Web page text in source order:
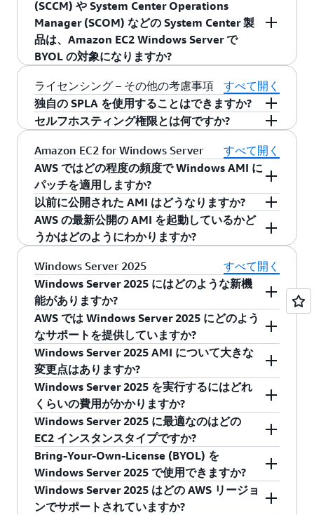
SQL Server 2014 以降のバージョン
専用インフラストラクチャで SQL Server パ
ッシブフェイルオーバーの恩恵を受けるに
す。ソフトウェアアシュアランスを備えた
SQL Server を持ち込むお客様は、アクティブ
インスタンス/ホストでコアにライセンス
し、SQL Server ライセンスが不要なパッシブ
インスタンス/ホスト (同等以下のサイズ) を
1 つ許可されます。
SQL Server 2008 – SQL Server 2012R2
SQL Server 2008 - 2012R2 は、アクティブな
ソフトウェアアシュアランスを必要とするこ
となく、EC2専用インフラストラクチャでパ
ッシブフェイルオーバーの対象となります。
これらのシナリオでは、お客様はアクティブ
インスタンス/ホストにライセンスし、SQL
Server ライセンスが不要な同等以下のサイズ
のパッシブインスタンス/ホストを 1 つ許可
されます。アクティブなソフトウェアアシュ
アランスなしで SQL Server を持ち込む方法
については、こちらをクリックしてくださ
い。
クトップサービス、Office、Dynamics 製品、
BizTalk、System Center などがあります。 2023
年 8 月 1 日以降、Microsoft 365 ライセンスを
Amazon WorkSpaces サービスでご利用いただけ
ます。
お客様は共有 EC2 インスタンスの使用を選択し
てライセンスモビリティを利用することや、EC2
Dedicated Hosts を購入して物理的な専用ハード
ウェアを使用することもできます。
デフォルトテナンシーで実行される Amazon
EC2 インスタンス
ソフトウェアアシュアランスのライセンスモ
ビリティにより、資格要件を満たすお客様は
対象の Microsoft ソフトウェアを AWS デフォ
ルトテナントサーバーに持ち込むことができ
ます。このプロセスを開始するには、
AWS ラ
イセンスモビリティに関するページを参照し
てください。Microsoft ソフトウェアのライ
センスが AWS に確実にインポートされるよ
うにするには、適切なライセンスモビリティ
フォームに記入し Microsoft に届け出る必要
があります。
Amazon EC2 Dedicated Host
EC2 Dedicated Hosts を使用すると、ライセン
スモビリティの資格を持たないライセンスま
たはアクティブなソフトウェアアシュアラン
スを持たないライセンスをお客様が使用する
ことができます。既存のライセンスを EC2
提供できる Microsoft ソフトウェアアシュアラン
スの特典です。ライセンスモビリティの特典を
利用するには、有効なソフトウェアアシュアラ
ンスが必須です。ライセンスモビリティの詳細
については、AWS サイトのライセンスモビリテ
ィのページ を参照してください。
ソフトウェアアシュアランスまたはライセンス
モビリティの特典なしでライセンスを持ち込む
方法の詳細については、よくある質問のこのセ
クションを参照してください。
モートデスクトップサービス (ターミナルサービ
スとも呼ばれる) のライセンスが 2 つ付属しま
す。このクイックスタートは、管理者のために
これらのライセンスをプロビジョニングするの
に役立ちます。AWS Systems Manager のSession
Managerを使用すると、RDP なしで、かつ RDP
ライセンスなしで EC2 インスタンスにリモート
でアクセスできます。リモートデスクトップサ
ービスのライセンスの追加が必要な場合は、リ
モートデスクトップユーザー CAL は、Microsoft
または Microsoft ライセンスのリセラーから購入
される必要があります。アクティブなソフトウ
ェアアシュアランスの付属したリモートデスク
トップユーザー CAL は、ライセンスモビリティ
のテナント環境で使用できます。ソフトウェア
アシュアランスまたはライセンスモビリティの
特典なしでライセンスを取得する方法の詳細に
ついては、よくある質問のこのセクション を参
照してください。
これを (内部使用ではなく) サービスとしてサー
ドパーティーに提供している場合、リモートデ
スクトップサービスのライセンスについては
Services Provider License Agreement (SPLA) を使
用できます。このモデルの場合、AWS でサービ
スをデプロイし、リモートデスクトップをエン
ドユーザーに月単位でレンタルします。SPLA に
ついて詳しくは、次の URL をご参照ください:
https://www.microsoft.com/en-
(SCCM) や System Center Operations
Manager (SCOM) などの System Center 製
品は、Amazon EC2 Windows Server で
BYOL の対象になりますか?
はい。System Center Server Standard および
System Center Server Datacenter にはこれらの
Server Management 製品が含まれています。こ
れらのライセンスにアクティブなソフトウェア
アシュアランスがある場合、ライセンスモビリ
ティを介してデフォルトまたは専用のテナント
EC2 Windows Server 環境にデプロイできます。
対照的に、System Center 製品を Client
Management Licenses として個別に購入し、
System Center Standard または System Center
Datacenter スイートの一部として購入しない場
合、ライセンスはサーバー環境ではなくエンド
ユーザークライアントの管理を目的とするもの
です。
ライセンシング – その他の考慮事項
すべて開く
独自の SPLA を使用することはできますか?
Microsoft の 2022 年 10 月のライセンス変更によ
り、サービスプロバイダーは 2025 年 9 月 30 日
までしか AWS 上で独自の SPLA を使用すること
ができません。それ以降は、これらのお客様
は、モダナイズ するか、AWS ライセンス付き製
品に移行する必要があります。BYOL からライセ
ンス込みに切り替えるために、AWS License
Manager または CLI を使用してライセンスタイ
プの変換を行うことができます。詳細について
は、「License type conversions in License
Manager 」をご覧ください。
セルフホスティング権限とは何ですか?
ISV は対象のボリュームライセンシング契約の一
環として、Microsoft に対してセルフホスティン
グ権限の利用を選択することができます。これ
により、Microsoft と交渉した料金を適用できま
す。Microsoft では、各アプリケーションでセル
フホスティング権限と SPLA BYOL を組み合わせ
て利用することを許可していません。セルフホ
スティングアプリケーションの特典でライセン
スされたソリューションがあり、それを AWS に
持ち込みたい場合は、ライセンスモビリティ特
典の対象となる製品の EC2 デフォルトテナンシ
ーにデプロイできます。この場合でも、
Windows Server のライセンス込みオプションを
使用する必要があります。AWS はライセンスモ
ビリティパートナーであるため、SQL (またはそ
の他のセルフホスティング製品) に Dedicated
Hosts を使用する必要がありません。
Amazon EC2 for Windows Server
すべて開く
AWS ではどの程度の頻度で Windows AMI に
パッチを適用しますか?
AWS では、Microsoft の火曜パッチ (毎月第 2 火
曜日) から 5 営業日以内に、更新されたパッチが
全面的に適用された Windows AMI を提供しま
す。
以前に公開された AMI はどうなりますか?
AWS では、以前に公開された Windows と SQL
Server AMI を新しい AMI が公開されてから 10 営
業日以内に廃止します。
AWS の最新公開の AMI を起動しているかど
うかはどのようにわかりますか?
新しい Windows AMI を公開する際、AWS では一
貫した命名スキームに従います。例えば、
Windows_Server-2012-R2_RTM-English-64Bit-
Base-2014.05.20 では、AMI 名の日付スタンプを
確認してください。日付スタンプ (最後の 8 桁)
は、AMI 名の最後にあります。
Windows Server 2025
すべて開く
Windows Server 2025 にはどのような新機
能がありますか?
Windows Server 2025 は、Microsoft の Windows
Server の最新リリースです。Amazon EC2 で
Windows Server 2025 を実行すると、Windows
Server の最新機能を使って AWS の持つセキュリ
ティ、パフォーマンス、信頼性をフルに引き出
すことができます。Windows Server 2025 の新
機能については、 こちらのページをご覧くださ
い。
AWS では Windows Server 2025 にどのよう
なサポートを提供していますか?
AWS は、License Included (LI) Microsoft Windows
Server 2025 AMI を作成および管理し、Amazon
EC2 インスタンスで Windows Server 2025 を起
動することのできる信頼性の高いすばやい方法
を提供します。また AWS では、Microsoft の火
曜パッチ (毎月第 2 火曜日) から 5 営業日以内
に、更新されたパッチが全面的に適用された
Windows Server AMI も提供しています。詳細に
ついては、AWS Windows AMI リファレンスをご
Windows Server 2025 AMI について大きな
変更点はありますか?
Windows Server 2025 AMI は、Unified Extensible
Firmware Interface (UEFI) を備えた Nitro ベース
のインスタンスをサポートし、セキュリティを
強化します。AMI には、デフォルトのルートボ
リュームである Amazon EBS gp3 などの機能が
備わっているほか、AWS NVMe ドライバーがプ
リインストールされています。そのため、お客
Windows Server 2025 を実行するにはどれ
くらいの費用がかかりますか?
Windows Server 2025 インスタンスは、
Windows Server 向けの標準の EC2 の料金に基づ
いて課金されます。詳細はAmazon EC2 の料金
ページで確認できます。
Windows Server 2025 に最適なのはどの
EC2 インスタンスタイプですか?
Windows Server 2025 AMI は、Unified Extensible
Firmware Interface (UEFI) を備えた Nitro ベース
のインスタンスをサポートし、セキュリティが
Bring-Your-Own-License (BYOL) を
Windows Server 2025 で使用できますか?
Windows Server 2025 は、2019 年 10 月 1 日に
Windows Server 2025 はどの AWS リージョ
ンでサポートされていますか?